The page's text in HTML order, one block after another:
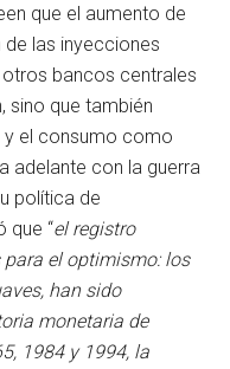
que el aumento de
las inyecciones
bancos centrales
sino que también
y el consumo como
adelante con la guerra
política de
que “el registro
el optimismo: los
han sido
monetaria de
1984 y 1994, la